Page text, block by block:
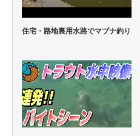
住宅・路地裏用水路でマブナ釣り